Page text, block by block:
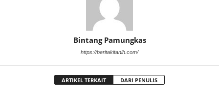
Bintang Pamungkas
https://beritakitanih.com/
ARTIKEL TERKAIT DARI PENULIS